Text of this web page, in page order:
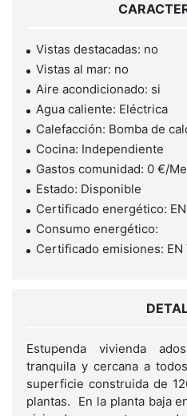
Vistas destacadas: no
Vistas al mar: no
Aire acondicionado: si
Agua caliente: Eléctrica
Calefacción: Bomba de
Cocina: Independiente
Gastos comunidad: 0 €/
Estado: Disponible
Certificado energético: EN
Consumo energético:
Certificado emisiones: EN
Estupenda vivienda
tranquila y cercana a
superficie construida de
plantas. En la planta baja